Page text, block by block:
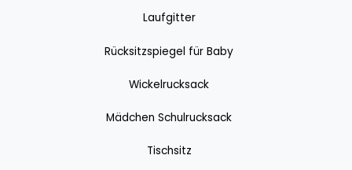
Laufgitter
Rücksitzspiegel für Baby
Wickelrucksack
Mädchen Schulrucksack
Tischsitz